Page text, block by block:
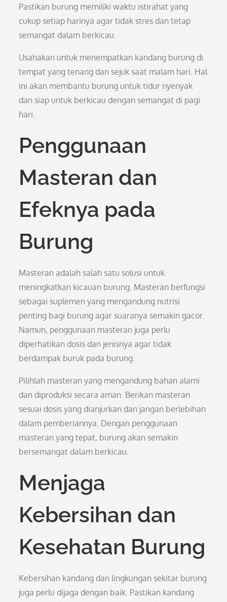
Pastikan burung memiliki waktu istirahat yang
cukup setiap harinya agar tidak stres dan tetap
semangat dalam berkicau.
Usahakan untuk menempatkan kandang burung di
tempat yang tenang dan sejuk saat malam hari. Hal
ini akan membantu burung untuk tidur nyenyak
dan siap untuk berkicau dengan semangat di pagi
hari.
Penggunaan
Masteran dan
Efeknya pada
Burung
Masteran adalah salah satu solusi untuk
meningkatkan kicauan burung. Masteran berfungsi
sebagai suplemen yang mengandung nutrisi
penting bagi burung agar suaranya semakin gacor.
Namun, penggunaan masteran juga perlu
diperhatikan dosis dan jenisnya agar tidak
berdampak buruk pada burung.
Pilihlah masteran yang mengandung bahan alami
dan diproduksi secara aman. Berikan masteran
sesuai dosis yang dianjurkan dan jangan berlebihan
dalam pemberiannya. Dengan penggunaan
masteran yang tepat, burung akan semakin
bersemangat dalam berkicau.
Menjaga
Kebersihan dan
Kesehatan Burung
Kebersihan kandang dan lingkungan sekitar burung
juga perlu dijaga dengan baik. Pastikan kandang